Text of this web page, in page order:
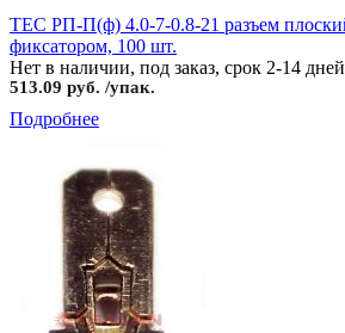
TEC РП-П(ф) 4.0-7-0.8-21 разъем
фиксатором, 100 шт.
Нет в наличии, под заказ, срок 2-14 дней
513.09 руб. /упак.
Подробнее